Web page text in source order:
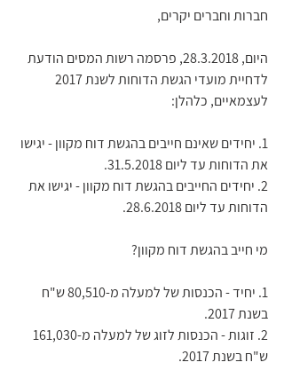
חברות וחברים יקרים,
היום, 28.3.2018, פרסמה רשות המסים הודעת
לעצמאיים, כלהלן:
1. יחידים שאינם חייבים בהגשת דוח מקוון - יגישו
את הדוחות עד ליום 31.5.2018.
2. יחידים החייבים בהגשת דוח מקוון - יגישו את
הדוחות עד ליום 28.6.2018.
מי חייב בהגשת דוח מקוון?
1. יחיד - הכנסות של למעלה מ-80,510 ש"ח
בשנת 2017.
ש"ח בשנת 2017.